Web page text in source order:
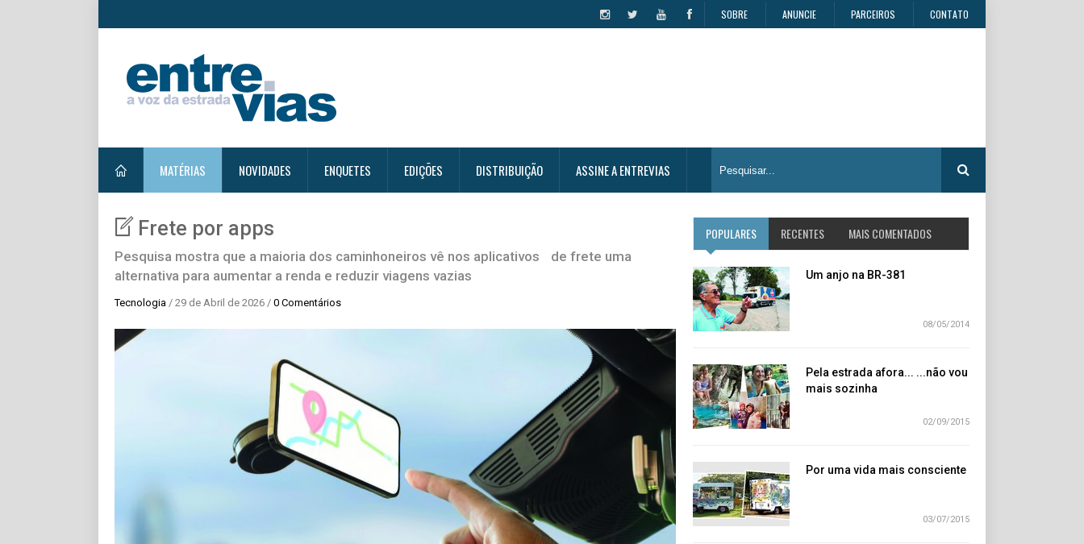
SOBRE ANUNCIE PARCEIROS CONTATO
MATÉRIAS NOVIDADES ENQUETES EDIÇÕES DISTRIBUIÇÃO ASSINE A ENTREVIAS
Frete por apps
Pesquisa mostra que a maioria dos caminhoneiros vê nos aplicativos de frete uma
alternativa para aumentar a renda e reduzir viagens vazias
Tecnologia / 29 de Abril de 2026 / 0 Comentários
POPULARES RECENTES MAIS COMENTADOS
Um anjo na BR-381
08/05/2014
Pela estrada afora... ...não vou
mais sozinha
02/09/2015
Por uma vida mais consciente
03/07/2015